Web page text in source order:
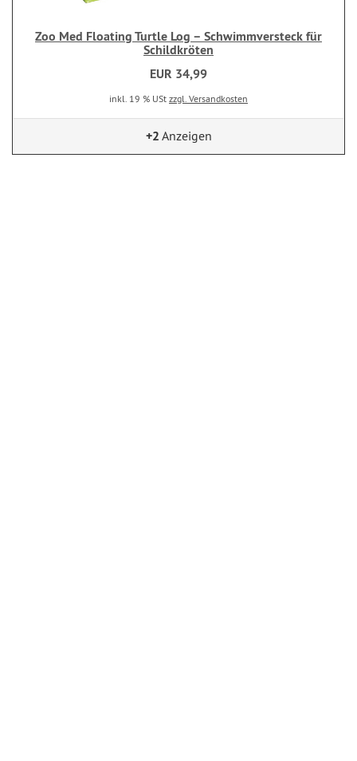
Zoo Med Floating Turtle Log – Schwimmversteck für
Schildkröten
EUR 34,99
inkl. 19 % USt zzgl. Versandkosten
+2 Anzeigen